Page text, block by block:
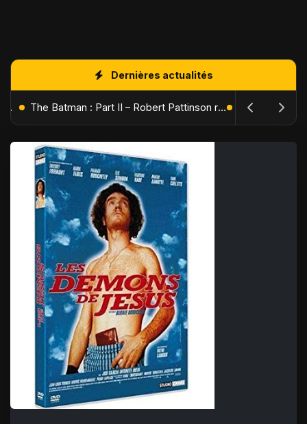
Dernières actualités
L'Âge de Glace : Le Réveil du Volcan – Manny, Sid et Diego de retour pour une aventure explosive The Batman : Part II – Robert Pattinson replonge dans les ténèbres de Gotham dès octobre 2027